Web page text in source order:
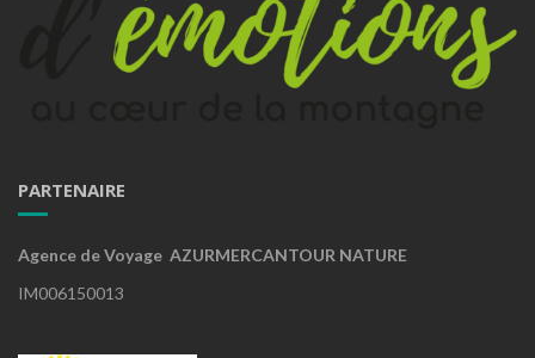
PARTENAIRE
Agence de Voyage AZURMERCANTOUR NATURE
IM006150013